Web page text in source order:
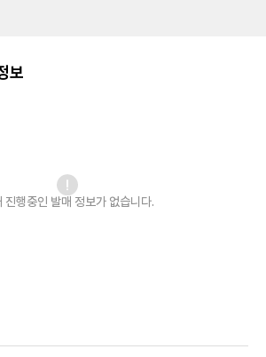
보
진행중인 발매 정보가 없습니다.